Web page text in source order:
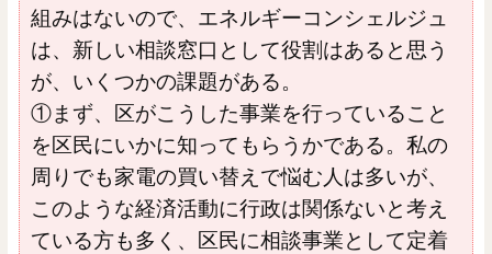
組みはないので、エネルギーコンシェルジュ
は、新しい相談窓口として役割はあると思う
が、いくつかの課題がある。
①まず、区がこうした事業を行っていること
を区民にいかに知ってもらうかである。私の
周りでも家電の買い替えで悩む人は多いが、
このような経済活動に行政は関係ないと考え
ている方も多く、区民に相談事業として定着